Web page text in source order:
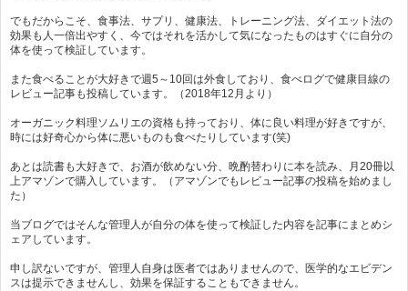
でもだからこそ、食事法、サプリ、健康法、トレーニング法、ダイエット法の
効果も人一倍出やすく、今ではそれを活かして気になったものはすぐに自分の
体を使って検証しています。
また食べることが大好きで週5～10回は外食しており、食べログで健康目線の
レビュー記事も投稿しています。（2018年12月より）
オーガニック料理ソムリエの資格も持っており、体に良い料理が好きですが、
時には好奇心から体に悪いものも食べたりしています(笑)
あとは読書も大好きで、お酒が飲めない分、晩酌替わりに本を読み、月20冊以
上アマゾンで購入しています。（アマゾンでもレビュー記事の投稿を始めまし
た）
当ブログではそんな管理人が自分の体を使って検証した内容を記事にまとめシ
ェアしています。
申し訳ないですが、管理人自身は医者ではありませんので、医学的なエビデン
スは提示できませんし、効果を保証することもできません。